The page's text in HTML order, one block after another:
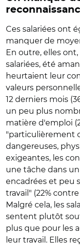
Ces salariées ont
manquer de
En outre, elles
salariées, été
heurtaient leur
valeurs
12 derniers mois
un peu plus
matière d'emploi
"particulièrement
dangereuses,
exigeantes, les
une tâche dans
encadrées et peu
travail" (22% contre
Malgré cela, les
sentent plutôt
plus que pour les
leur travail. Elles